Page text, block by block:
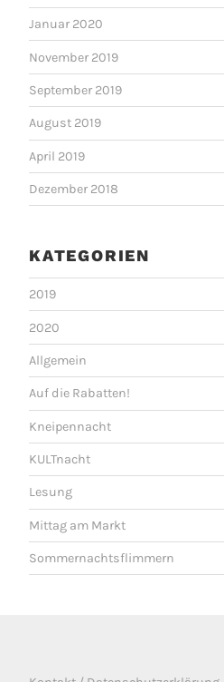
Januar 2020
November 2019
September 2019
August 2019
April 2019
Dezember 2018
KATEGORIEN
2019
2020
Allgemein
Auf die Rabatten!
Kneipennacht
KULTnacht
Lesung
Mittag am Markt
Sommernachtsflimmern